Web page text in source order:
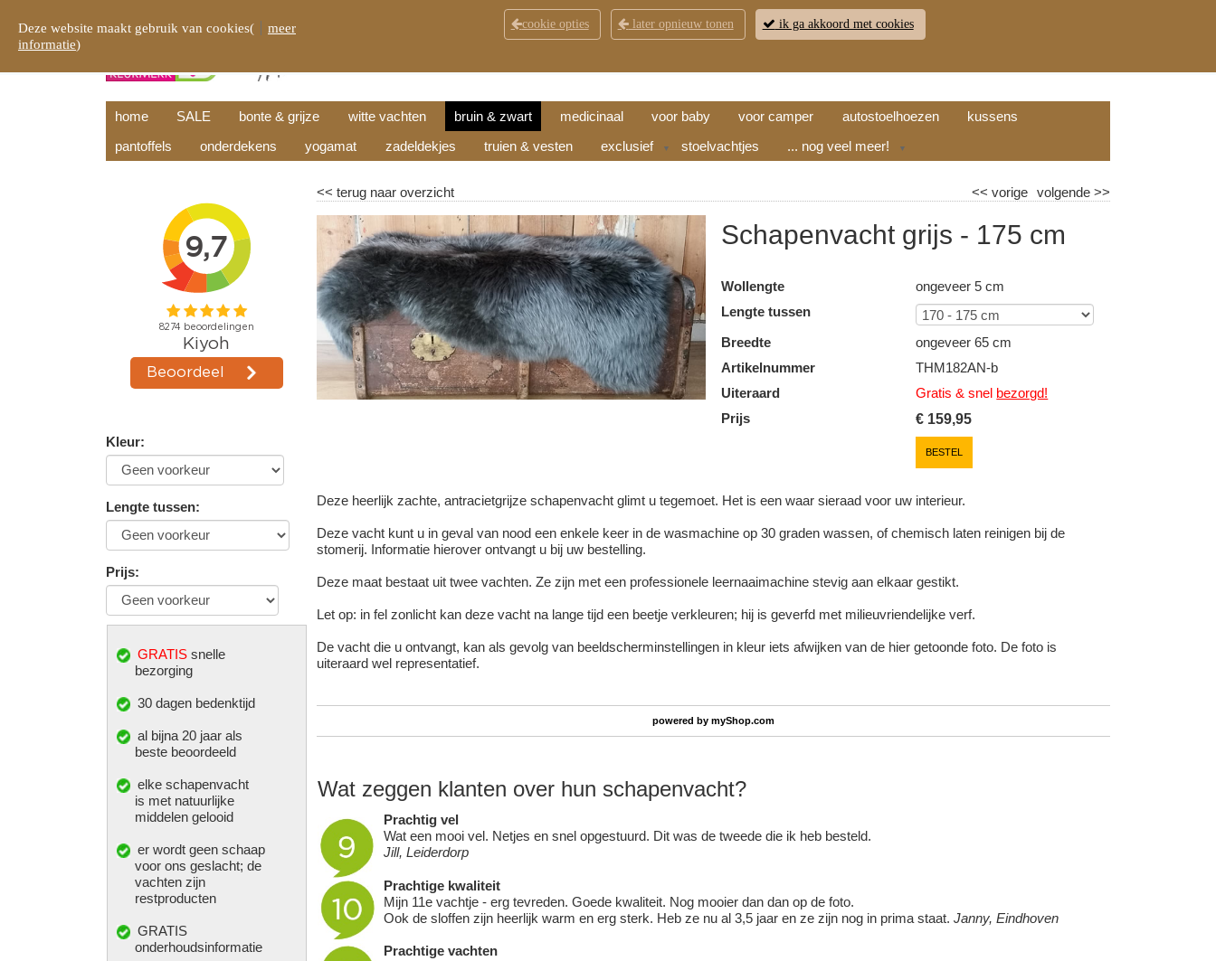
KLANTENSERVICE CONTACT OPENINGSTIJDEN RETOUR WINKELWAGEN (
home SALE bonte & grijze witte vachten bruin & zwart medicinaal voor baby voor camper autostoelhoezen
kussens
pantoffels
onderdekens yogamat zadeldekjes truien & vesten exclusief ▼ stoelvachtjes ... nog veel meer! ▼
Kleur:
Lengte tussen:
Prijs:
GRATIS snelle
bezorging
30 dagen bedenktijd
al bijna 20 jaar als
beste beoordeeld
elke schapenvacht
is met natuurlijke
middelen gelooid
er wordt geen schaap
voor ons geslacht; de
vachten zijn
restproducten
GRATIS
onderhoudsinformatie
<<terug naar overzicht volgende>>
<< vorige
Schapenvacht grijs - 175 cm
Wollengte
ongeveer 5 cm
Lengte tussen
Breedte
ongeveer 65 cm
Artikelnummer
THM182AN-b
Uiteraard
Gratis & snel bezorgd!
Prijs
€ 159,95
BESTEL
Deze heerlijk zachte, antracietgrijze schapenvacht glimt u tegemoet. Het is een waar sieraad voor uw interieur.
Deze vacht kunt u in geval van nood een enkele keer in de wasmachine op 30 graden wassen, of chemisch laten reinigen bij de
stomerij. Informatie hierover ontvangt u bij uw bestelling.
Deze maat bestaat uit twee vachten. Ze zijn met een professionele leernaaimachine stevig aan elkaar gestikt.
Let op: in fel zonlicht kan deze vacht na lange tijd een beetje verkleuren; hij is geverfd met milieuvriendelijke verf.
De vacht die u ontvangt, kan als gevolg van beeldscherminstellingen in kleur iets afwijken van de hier getoonde foto. De foto is
uiteraard wel representatief.
powered bymyShop.com
Wat zeggen klanten over hun schapenvacht?
Prachtig vel
Wat een mooi vel. Netjes en snel opgestuurd. Dit was de tweede die ik heb besteld.
Jill, Leiderdorp
Prachtige kwaliteit
Mijn 11e vachtje - erg tevreden. Goede kwaliteit. Nog mooier dan dan op de foto.
Ook de sloffen zijn heerlijk warm en erg sterk. Heb ze nu al 3,5 jaar en ze zijn nog in prima staat.Janny, Eindhoven
Prachtige vachten
Deze website maakt gebruik van cookies(
meer
informatie)
cookie opties later opnieuw tonen ik ga akkoord met cookies